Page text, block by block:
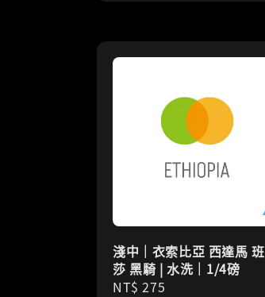
淺中｜衣索比亞 西達馬 班
莎 黑騎 | 水洗｜1/4磅
Regular
NT$ 275